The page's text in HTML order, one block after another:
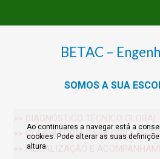
BETAC –
SOMOS A SUA
DIAGNÓSTICO TÉCNICO
CONSULTORIA PARA OBRA OU
FISCALIZAÇÃO E
Ao continuares a navegar está a
cookies. Pode alterar as suas
altura